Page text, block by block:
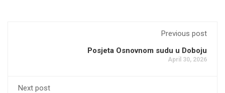
Previous post
Posjeta Osnovnom sudu u Doboju
April 30, 2026
Next post